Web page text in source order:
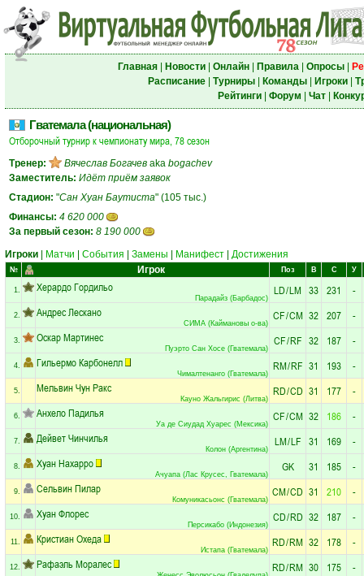
Главная| Новости| Онлайн| Правила| Опросы|
Расписание| Турниры| Команды| Игроки|
Рейтинги| Форум Чат|
Гватемала (национальная)
Отборочный турнир к чемпионату мира, 78 сезон
Тренер: Вячеслав Богачев aka bogachev
Заместитель: Идёт приём заявок
Стадион: "Сан Хуан Баутиста" (105 тыс.)
Финансы: 4 620 000
За первый сезон: 8 190 000
Игроки
Матчи События Замены Манифест Достижения
№ Игрок Поз В С У
1. Херардо Гордильо
Парадайз (Барбадос)
LD/LM 33 231 -
2. Андрес Лескано
СИМА (Каймановы о-ва)
CF/CM 32 207 -
3. Оскар Мартинес
Пуэрто Сан Хосе (Гватемала)
CF/RF 32 187 -
4. Гильермо Карбонелл
Чималтенанго (Гватемала)
RM/RF 31 193 -
5. Мельвин Чун Ракс
Кауно Жальгирис (Литва)
RD/CD 31 177 -
6. Анхело Падилья
Уа де Сиудад Хуарес (Мексика)
CF/CM 32 186 -
7. Дейвет Чинчилья
Колон (Аргентина)
LM/LF 31 169 -
8. Хуан Нахарро
Ачуапа (Лас Крусес, Гватемала)
GK 31 185 -
9. Сельвин Пилар
Комуникасьонс (Гватемала)
CM/CD 31 210 -
10. Хуан Флорес
Персикабо (Индонезия)
CD/RD 32 187 -
11. Кристиан Охеда
Истапа (Гватемала)
RD/RM 32 178 -
12. Рафаэль Моралес RD/RM 30 175 -